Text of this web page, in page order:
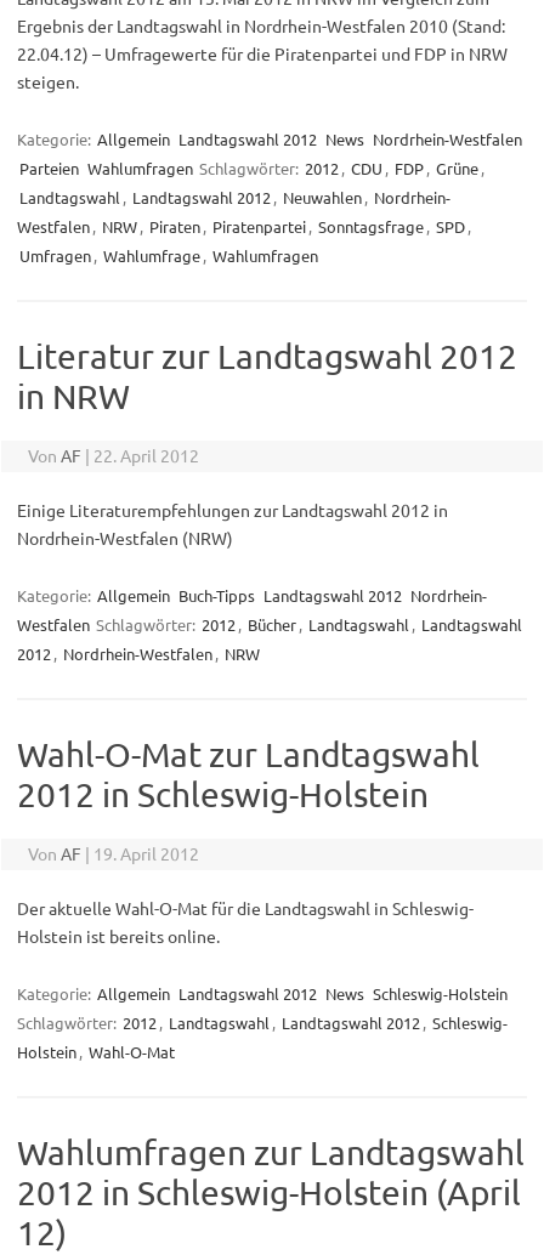
Ergebnis der Landtagswahl in Nordrhein-Westfalen 2010 (Stand:
22.04.12) – Umfragewerte für die Piratenpartei und FDP in NRW
steigen.
Kategorie: Allgemein Landtagswahl 2012 News Nordrhein-Westfalen
Parteien Wahlumfragen Schlagwörter: 2012 , CDU , FDP, Grüne,
Landtagswahl , Landtagswahl 2012 , Neuwahlen, Nordrhein-
Westfalen, NRW, Piraten, Piratenpartei, Sonntagsfrage, SPD,
Umfragen, Wahlumfrage, Wahlumfragen
Literatur zur Landtagswahl 2012
in NRW
Von AF | 22. April 2012
Einige Literaturempfehlungen zur Landtagswahl 2012 in
Nordrhein-Westfalen (NRW)
Kategorie: Allgemein Buch-Tipps Landtagswahl 2012 Nordrhein-
Westfalen Schlagwörter: 2012 , Bücher, Landtagswahl , Landtagswahl
2012 , Nordrhein-Westfalen, NRW
Wahl-O-Mat zur Landtagswahl
2012 in Schleswig-Holstein
Von AF | 19. April 2012
Der aktuelle Wahl-O-Mat für die Landtagswahl in Schleswig-
Holstein ist bereits online.
Kategorie: Allgemein Landtagswahl 2012 News Schleswig-Holstein
Schlagwörter: 2012 , Landtagswahl , Landtagswahl 2012 , Schleswig-
Holstein, Wahl-O-Mat
Wahlumfragen zur Landtagswahl
2012 in Schleswig-Holstein (April
12)